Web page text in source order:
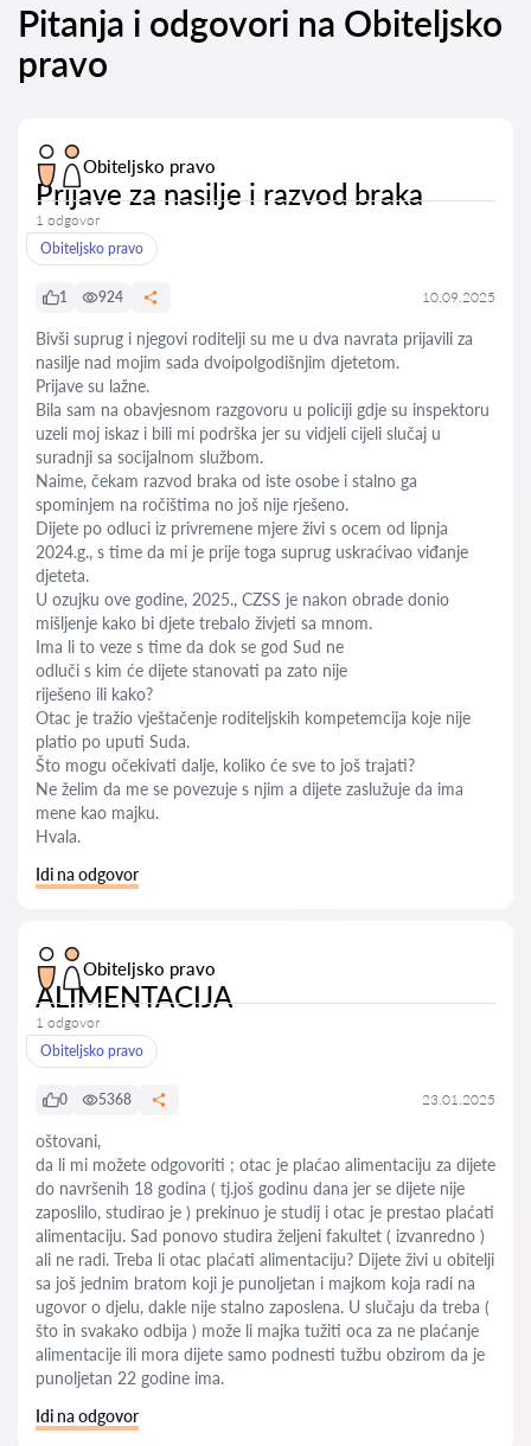
Pitanja i odgovori na Obiteljsko
pravo
Obiteljsko pravo
Prijave za nasilje i razvod braka
1 odgovor
Obiteljsko pravo
1 924 10.09.2025
Bivši suprug i njegovi roditelji su me u dva navrata prijavili za
nasilje nad mojim sada dvoipolgodišnjim djetetom.
Prijave su lažne.
Bila sam na obavjesnom razgovoru u policiji gdje su inspektoru
uzeli moj iskaz i bili mi podrška jer su vidjeli cijeli slučaj u
suradnji sa socijalnom službom.
Naime, čekam razvod braka od iste osobe i stalno ga
spominjem na ročištima no još nije rješeno.
Dijete po odluci iz privremene mjere živi s ocem od lipnja
2024.g., s time da mi je prije toga suprug uskraćivao viđanje
djeteta.
U ozujku ove godine, 2025., CZSS je nakon obrade donio
mišljenje kako bi djete trebalo živjeti sa mnom.
Ima li to veze s time da dok se god Sud ne
odluči s kim će dijete stanovati pa zato nije
riješeno ili kako?
Otac je tražio vještačenje roditeljskih kompetemcija koje nije
platio po uputi Suda.
Što mogu očekivati dalje, koliko će sve to još trajati?
Ne želim da me se povezuje s njim a dijete zaslužuje da ima
mene kao majku.
Hvala.
Idi na odgovor
Obiteljsko pravo
ALIMENTACIJA
1 odgovor
Obiteljsko pravo
0 5368 23.01.2025
oštovani,
da li mi možete odgovoriti ; otac je plaćao alimentaciju za dijete
do navršenih 18 godina ( tj.još godinu dana jer se dijete nije
zaposlilo, studirao je ) prekinuo je studij i otac je prestao plaćati
alimentaciju. Sad ponovo studira željeni fakultet ( izvanredno )
ali ne radi. Treba li otac plaćati alimentaciju? Dijete živi u obitelji
sa još jednim bratom koji je punoljetan i majkom koja radi na
ugovor o djelu, dakle nije stalno zaposlena. U slučaju da treba (
što in svakako odbija ) može li majka tužiti oca za ne plaćanje
alimentacije ili mora dijete samo podnesti tužbu obzirom da je
punoljetan 22 godine ima.
Idi na odgovor